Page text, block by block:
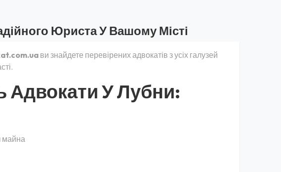
Юриста У Вашому Місті
ви знайдете перевірених адвокатів з усіх галузей
Адвокати У Лубни:
майна